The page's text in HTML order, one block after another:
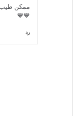
ممكن طيب
💙💙
رد